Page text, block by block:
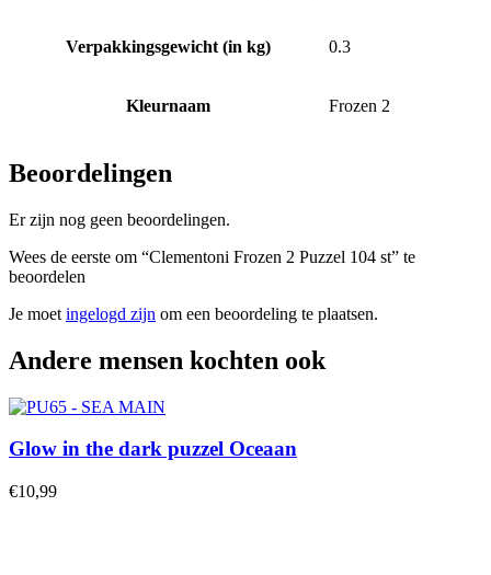
Verpakkingsgewicht (in kg) 0.3
Kleurnaam Frozen 2
Beoordelingen
Er zijn nog geen beoordelingen.
Wees de eerste om “Clementoni Frozen 2 Puzzel 104 st” te
beoordelen
Je moet ingelogd zijn om een beoordeling te plaatsen.
Andere mensen kochten ook
Glow in the dark puzzel Oceaan
€10,99